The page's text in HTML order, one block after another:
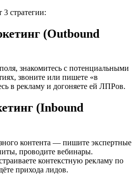
стратегии:
(Outbound
знакомитесь с потенциальными
звоните или пишете «в
в рекламу и догоняете ей ЛПРов.
(Inbound
контента — пишите экспертные
проводите вебинары.
контекстную рекламу по
прихода лидов.